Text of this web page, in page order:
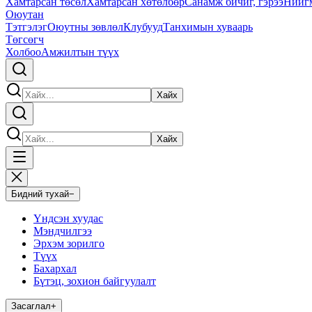
Оюутан
ТэтгэлэгОюутны зөвлөлКлубуудТанхимын хуваарь
Төгсөгч
ХолбооАмжилтын түүх
Хайх
Хайх
Бидний тухай−
Үндсэн хуудас
Мэндчилгээ
Эрхэм зорилго
Түүх
Бахархал
Бүтэц, зохион байгуулалт
Засаглал+